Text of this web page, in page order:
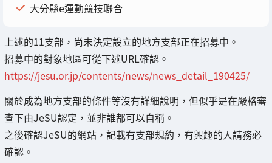
大分縣e運動競技聯合
上述的11支部，尚未決定設立的地方支部正在招募中。
招募中的對象地區可從下述URL確認。
https://jesu.or.jp/contents/news/news_detail_190425/
關於成為地方支部的條件等沒有詳細說明，但似乎是在嚴格審
查下由JeSU認定，並非誰都可以自稱。
之後確認JeSU的網站，記載有支部規約，有興趣的人請務必
確認。